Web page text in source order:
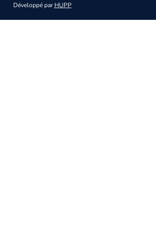
Développé parHUPP